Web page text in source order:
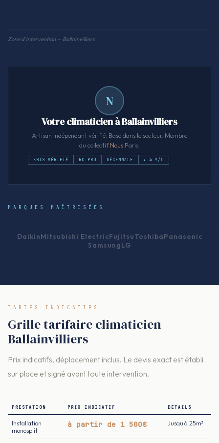
Zone d'intervention — Ballainvilliers
N
Votre climaticien à Ballainvilliers
Artisan indépendant vérifié. Basé dans le secteur. Membre
du collectifNous .Paris.
KBIS VÉRIFIÉ RC PRO DÉCENNALE ★ 4.9/5
MARQUES MAÎTRISÉES
DaikinMitsubishi ElectricFujitsuToshibaPanasonic
SamsungLG
TARIFS INDICATIFS
Grille tarifaire climaticien
Ballainvilliers
Prix indicatifs, déplacement inclus. Le devis exact est établi
sur place et signé avant toute intervention.
PRESTATION PRIX INDICATIF DÉTAILS
Installation
monosplit
à partir de 1 500€ Jusqu'à 25m²